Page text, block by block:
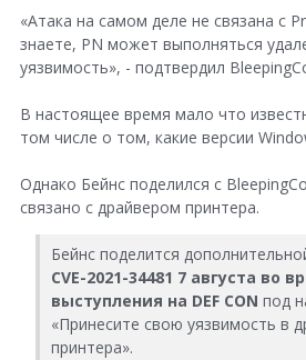
«Атака на самом деле не связана с
знаете, PN может выполняться
уязвимость», - подтвердил
В настоящее время мало что
том числе о том, какие версии
Однако Бейнс поделился с
связано с драйвером принтера.
Бейнс поделится
CVE-2021-34481 7 августа во
выступления на DEF CON под
«Принесите свою уязвимость в
принтера».